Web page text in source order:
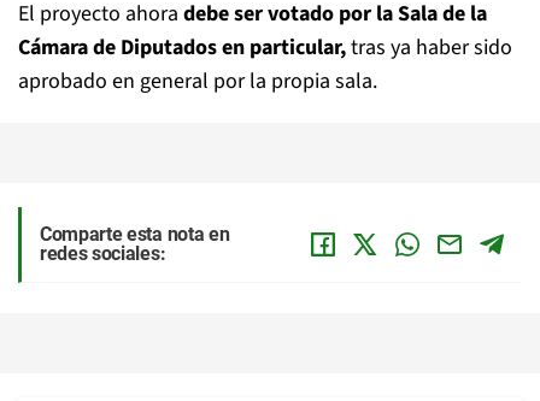
El proyecto ahora debe ser votado por la Sala de la
Cámara de Diputados en particular,tras ya haber sido
aprobado en general por la propia sala.
Comparte esta nota en
redes sociales: